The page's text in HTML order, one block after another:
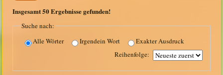
Insgesamt50Ergebnisse gefunden!
Suche nach:
Alle Wörter
Irgendein Wort
Exakter Ausdruck
Reihenfolge: